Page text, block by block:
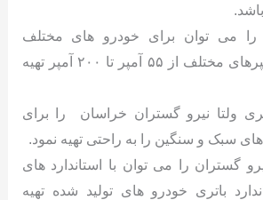
را می توان برای خودرو های مختلف
سواری با آمپرهای مختلف از ۵۵ آمپر تا ۲۰۰ آمپر تهیه
ولتا نیرو گستران خراسان را برای
های سبک و سنگین را به راحتی تهیه نمود.
گستران را می توان با استاندارد های
باتری خودرو های تولید شده تهیه